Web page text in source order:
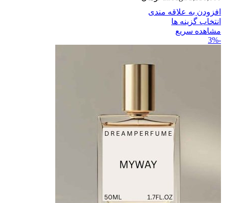
افزودن به علاقه مندی
انتخاب گزینه ها
مشاهده سریع
-3%